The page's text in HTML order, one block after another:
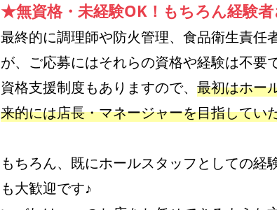
★無資格・未経験OK！もちろん経験者
最終的に調理師や防火管理、食品衛生責任
が、ご応募にはそれらの資格や経験は不要
資格支援制度もありますので、 最初はホー
来的には店長・マネージャーを目指して
もちろん、既にホールスタッフとしての
も大歓迎です♪